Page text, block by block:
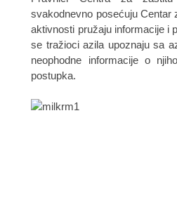
svakodnevno posećuju Centar
aktivnosti pružaju informacije i
se tražioci azila upoznaju sa
neophodne informacije o
postupka.